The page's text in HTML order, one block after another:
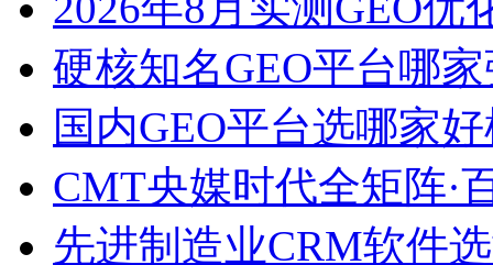
硬核知名GEO平台哪
国内GEO平台选哪家
CMT央媒时代全矩阵·
先进制造业CRM软件